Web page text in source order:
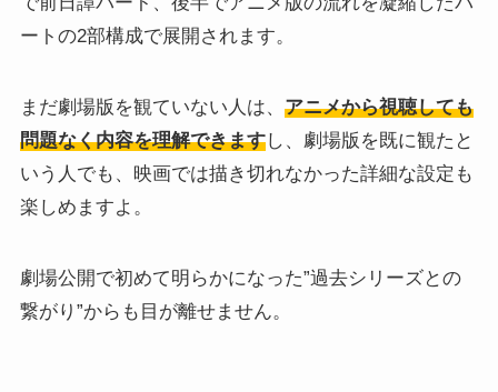
ートの2部構成で展開されます。
まだ劇場版を観ていない人は、 アニメから視聴しても
問題なく内容を理解できますし、劇場版を既に観たと
いう人でも、映画では描き切れなかった詳細な設定も
楽しめますよ。
劇場公開で初めて明らかになった”過去シリーズとの
繋がり”からも目が離せません。